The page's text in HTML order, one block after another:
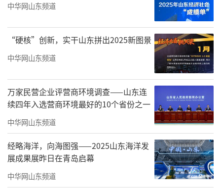
他是一名00后藏族村医
坚守着基层最后一道健康防线
村里另一个村医70多岁
因为没读过书
跟乡里上报工作情况沟通困难
于是
索朗旦增被乡亲们推举为村医
中华网山东频道
“硬核”创新，实干山东拼出2025新图景
中华网山东频道
万家民营企业评营商环境调查——山东连
续四年入选营商环境最好的10个省份之一
中华网山东频道
经略海洋，向海图强——2025山东海洋发
展成果展昨日在青岛启幕
中华网山东频道